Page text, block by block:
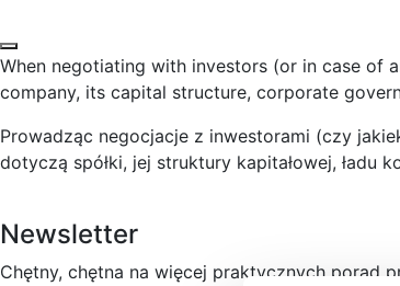
When negotiating with investors (or in case of
company, its capital structure, corporate
Prowadząc negocjacje z inwestorami (czy
dotyczą spółki, jej struktury kapitałowej,
Newsletter
Chętny, chętna na więcej praktycznych porad